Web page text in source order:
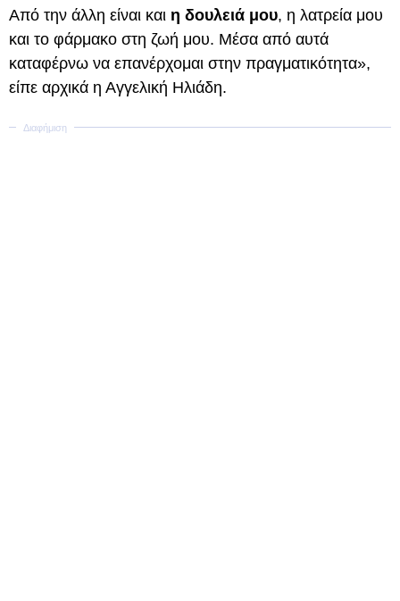
Από την άλλη είναι και η δουλειά μου, η λατρεία μου
και το φάρμακο στη ζωή μου. Μέσα από αυτά
καταφέρνω να επανέρχομαι στην πραγματικότητα»,
είπε αρχικά η Αγγελική Ηλιάδη.